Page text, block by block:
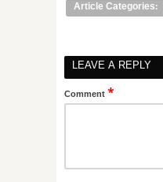
Article Categories:
LEAVE A REPLY
Comment *